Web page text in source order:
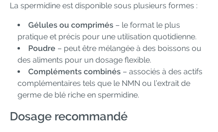
La spermidine est disponible sous plusieurs formes :
Gélules ou comprimés – le format le plus
pratique et précis pour une utilisation quotidienne.
Poudre – peut être mélangée à des boissons ou
des aliments pour un dosage flexible.
Compléments combinés – associés à des actifs
complémentaires tels que le NMN ou l’extrait de
germe de blé riche en spermidine.
Dosage recommandé